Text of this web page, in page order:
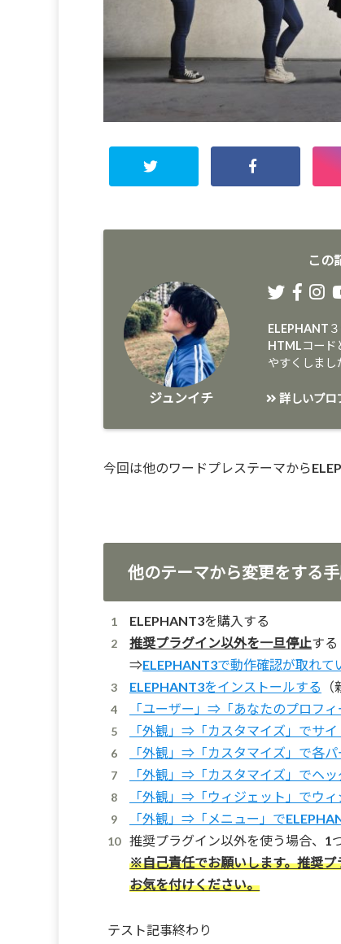
この
ジュンイチ
ELEPHANT３
HTMLコード
やすくしまし
詳しいプロ
今回は他のワードプレステーマから
他のテーマから変更をする
ELEPHANT3を購入する
推奨プラグイン以外を一旦停止する
⇒ELEPHANT3で動作確認が取れて
ELEPHANT3をインストールする
「ユーザー」⇒「あなたのプロフ
「外観」⇒「カスタマイズ」でサ
「外観」⇒「カスタマイズ」で各
「外観」⇒「カスタマイズ」でヘ
「外観」⇒「ウィジェット」でウ
「外観」⇒「メニュー」で
推奨プラグイン以外を使う場合、1
※自己責任でお願いします。推奨プ
お気を付けください。
テスト記事終わり